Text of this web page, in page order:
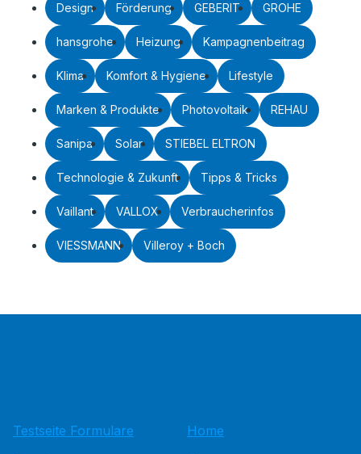
Design Förderung GEBERIT GROHE
hansgrohe Heizung Kampagnenbeitrag
Klima Komfort & Hygiene Lifestyle
Marken & Produkte Photovoltaik REHAU
Sanipa Solar STIEBEL ELTRON
Technologie & Zukunft Tipps & Tricks
Vaillant VALLOX Verbraucherinfos
VIESSMANN Villeroy + Boch
Testseite Formulare
Home